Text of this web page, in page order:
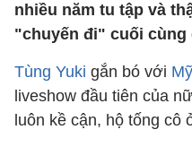
nhiều năm tu tập và
"chuyến đi" cuối cùng
Tùng Yuki gắn bó với
liveshow đầu tiên của
luôn kề cận, hộ tống